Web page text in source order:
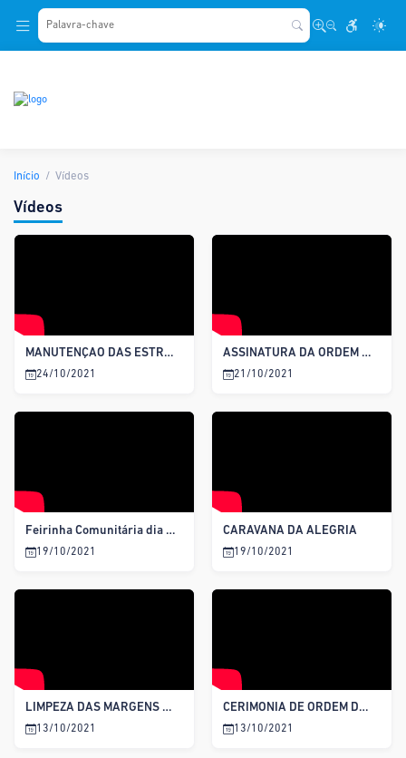
Início Vídeos
Vídeos
MANUTENÇÃO DAS ESTRADAS VICINAIS
24/10/2021
ASSINATURA DA ORDEM DE SERVIÇO DA PRAÇA DA MATRIZ
21/10/2021
Feirinha Comunitária dia da Crianças
19/10/2021
CARAVANA DA ALEGRIA
19/10/2021
LIMPEZA DAS MARGENS DO RIO
13/10/2021
CERIMÔNIA DE ORDEM DE SERVIÇO DO CAMPO DE FUTEBOL DO MUNICÍPIO
13/10/2021